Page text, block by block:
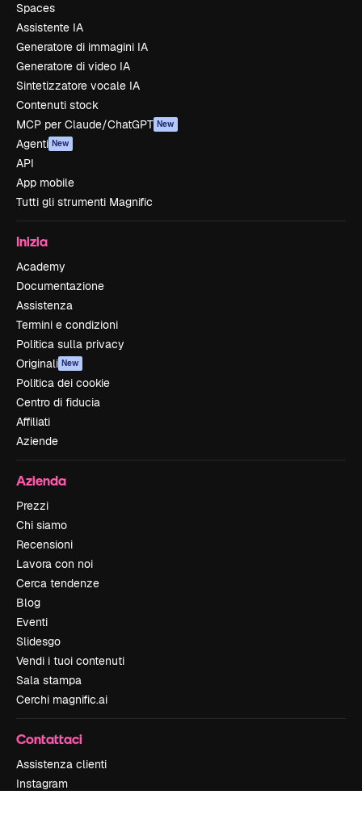
Spaces
Assistente IA
Generatore di immagini IA
Generatore di video IA
Sintetizzatore vocale IA
Contenuti stock
MCP per Claude/ChatGPT New
Agenti New
API
App mobile
Tutti gli strumenti Magnific
Inizia
Academy
Documentazione
Assistenza
Termini e condizioni
Politica sulla privacy
Originali New
Politica dei cookie
Centro di fiducia
Affiliati
Aziende
Azienda
Prezzi
Chi siamo
Recensioni
Lavora con noi
Cerca tendenze
Blog
Eventi
Slidesgo
Vendi i tuoi contenuti
Sala stampa
Cerchi magnific.ai
Contattaci
Assistenza clienti
Instagram